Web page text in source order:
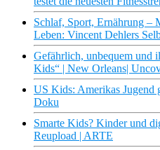
Schlaf, Sport, Ernährung –
Leben: Vincent Dehlers
Gefährlich, unbequem und
Kids“ | New Orleans|
US Kids: Amerikas Jugend
Doku
Smarte Kids? Kinder und
Reupload | ARTE